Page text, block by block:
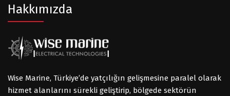
Hakkımızda
Wise Marine, Türkiye’de yatçılığın gelişmesine paralel olarak
hizmet alanlarını sürekli geliştirip, bölgede sektörün